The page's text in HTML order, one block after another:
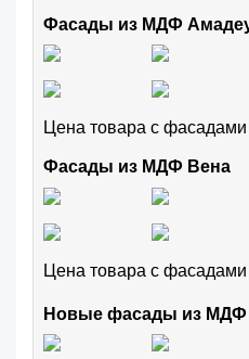
Фасады из МДФ
Цена товара с
Фасады из МДФ Вена
Цена товара с
Новые фасады из